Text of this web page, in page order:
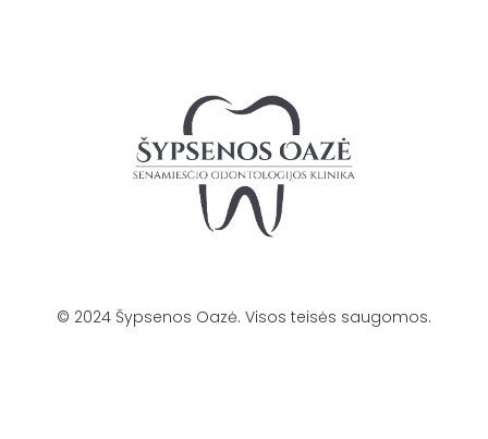
© 2024 Šypsenos Oazė. Visos teisės saugomos.